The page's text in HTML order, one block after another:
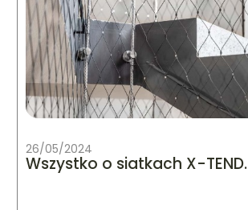
26/05/2024
Wszystko o siatkach X-TEND.